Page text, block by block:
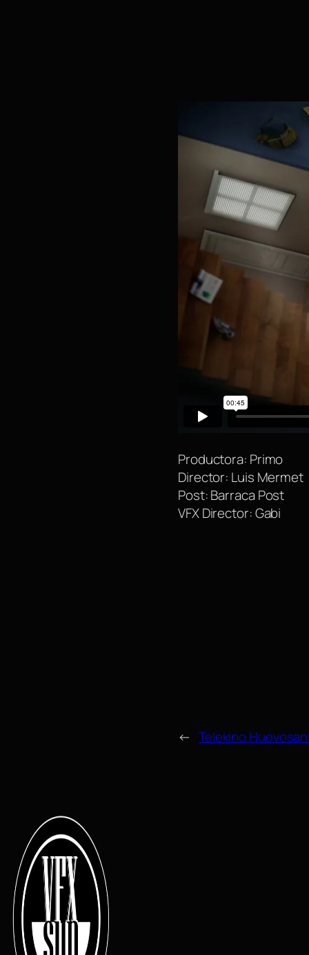
Productora: Primo
Director: Luis Mermet
Post: Barraca Post
VFX Director: Gabi
← Telekino